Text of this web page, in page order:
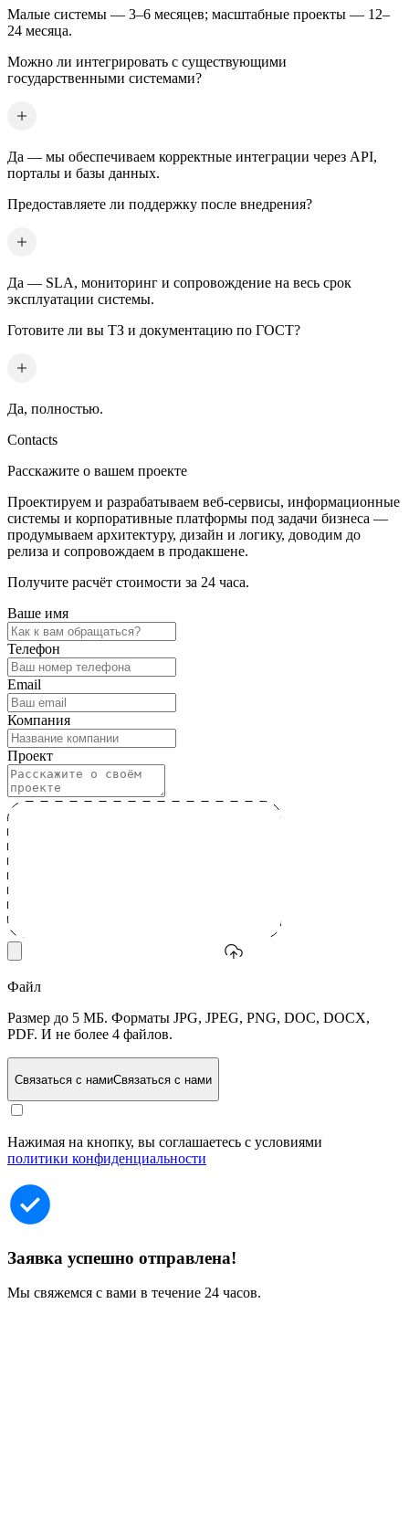
Малые системы — 3–6 месяцев; масштабные проекты — 12–
24 месяца.
Можно ли интегрировать с существующими
государственными системами?
Да — мы обеспечиваем корректные интеграции через API,
порталы и базы данных.
Предоставляете ли поддержку после внедрения?
Да — SLA, мониторинг и сопровождение на весь срок
эксплуатации системы.
Готовите ли вы ТЗ и документацию по ГОСТ?
Да, полностью.
Contacts
Расскажите о вашем проекте
Проектируем и разрабатываем веб-сервисы, информационные
системы и корпоративные платформы под задачи бизнеса —
продумываем архитектуру, дизайн и логику, доводим до
релиза и сопровождаем в продакшене.
Получите расчёт стоимости за 24 часа.
Ваше имя
Телефон
Email
Компания
Проект
Файл
Размер до 5 МБ. Форматы JPG, JPEG, PNG, DOC, DOCX,
PDF. И не более 4 файлов.
Связаться с намиСвязаться с нами
Нажимая на кнопку, вы соглашаетесь с условиями
политики конфиденциальности
Заявка успешно отправлена!
Мы свяжемся с вами в течение 24 часов.